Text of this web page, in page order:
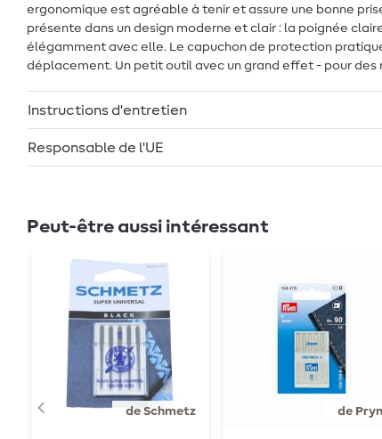
ergonomique est agréable à tenir et assure une bonne
présente dans un design moderne et clair : la poignée
élégamment avec elle. Le capuchon de protection
déplacement. Un petit outil avec un grand effet - pour
Instructions d'entretien
Responsable de l'UE
Peut-être aussi intéressant
de Schmetz de